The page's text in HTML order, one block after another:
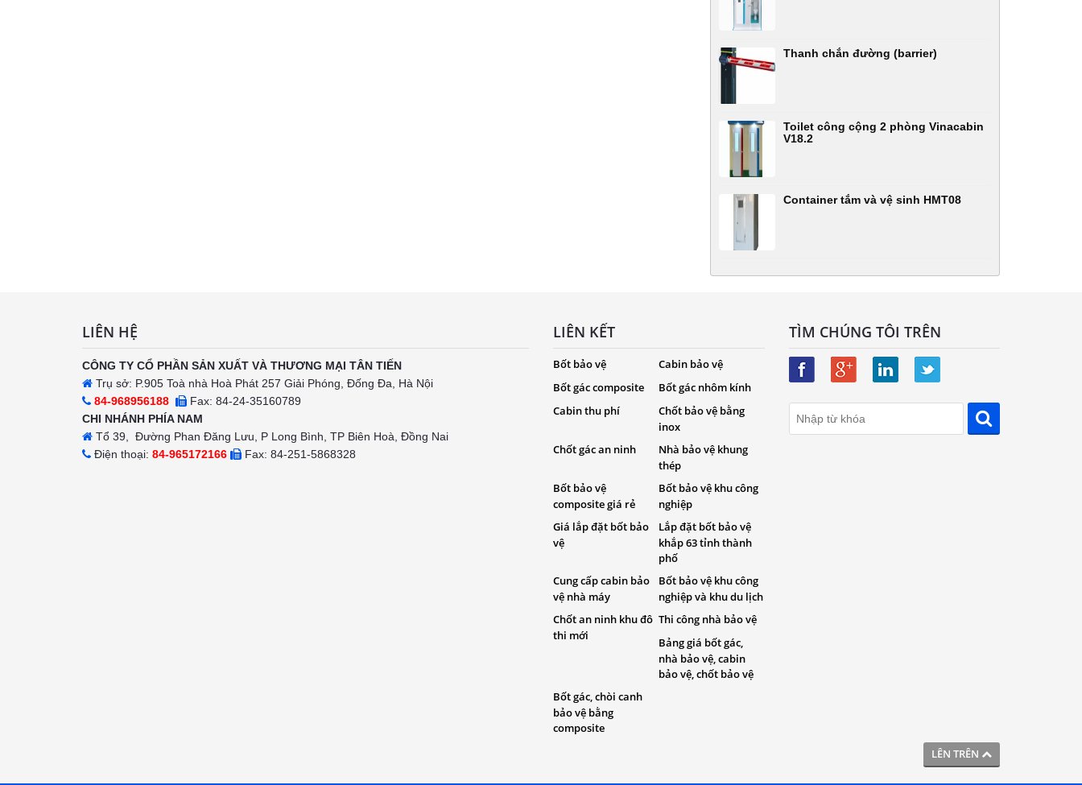
Thanh chắn đường (barrier)
Toilet công cộng 2 phòng Vinacabin
V18.2
Container tắm và vệ sinh HMT08
LÊN TRÊN
LIÊN HỆ
CÔNG TY CỔ PHẦN SẢN XUẤT VÀ THƯƠNG MẠI TÂN TIẾN
Trụ sở: P.905 Toà nhà Hoà Phát 257 Giải Phóng, Đống Đa, Hà Nội
84-968956188
Fax: 84-24-35160789
CHI NHÁNH PHÍA NAM
Tổ 39, Đường Phan Đăng Lưu, P Long Bình, TP Biên Hoà, Đồng Nai
Điện thoại: 84-965172166 Fax: 84-251-5868328
LIÊN KẾT
Bốt bảo vệ
Cabin bảo vệ
Bốt gác composite
Bốt gác nhôm kính
Cabin thu phí
Chốt bảo vệ bằng
inox
Chốt gác an ninh Nhà bảo vệ khung
thép
Bốt bảo vệ
composite giá rẻ
Bốt bảo vệ khu công
nghiệp
Giá lắp đặt bốt bảo
vệ
Lắp đặt bốt bảo vệ
khắp 63 tỉnh thành
phố
Cung cấp cabin bảo
vệ nhà máy
Bốt bảo vệ khu công
nghiệp và khu du lịch
Chốt an ninh khu đô
thi mới
Thi công nhà bảo vệ
Bảng giá bốt gác,
nhà bảo vệ, cabin
bảo vệ, chốt bảo vệ
Bốt gác, chòi canh
bảo vệ bằng
composite
TÌM CHÚNG TÔI TRÊN